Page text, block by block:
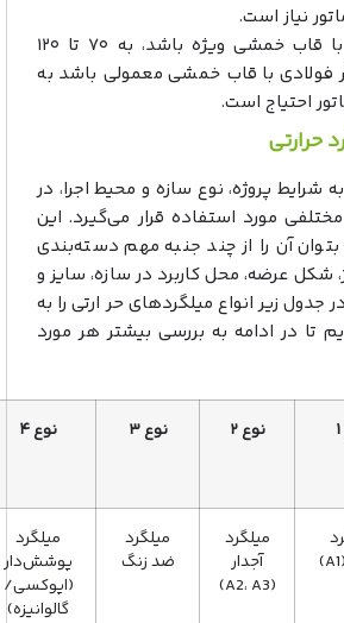
اگر اسکلت فولادی با قاب خمشی ویژه باشد، به ۷۰ تا ۱۲۰
فولادی با قاب خمشی معمولی باشد به
پروژه، نوع سازه و محیط اجرا، در
مورد استفاده قرار می‌گیرد. این
آن را از چند جنبه مهم دسته‌بندی
شکل عرضه، محل کاربرد در سازه، سایز و
زیر انواع میلگردهای حر ارتی را به
تا در ادامه به بررسی بیشتر هر مورد
نوع ۲ نوع ۳ نوع ۴
میلگرد
آجدار
میلگرد
ضد زنگ
میلگرد
پوشش‌دار
(اپوکسی/
گالوانیزه)